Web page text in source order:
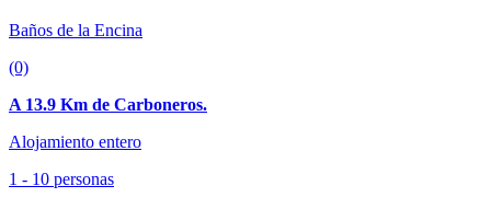
Baños de la Encina
(0)
A 13.9 Km de Carboneros.
Alojamiento entero
1 - 10 personas